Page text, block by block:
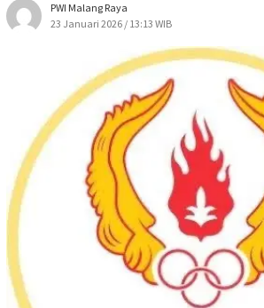
PWI Malang Raya
23 Januari 2026 / 13:13 WIB